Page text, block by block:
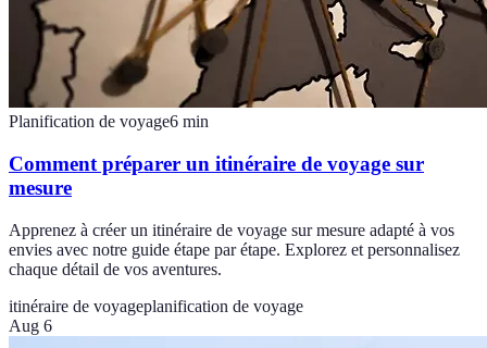
Planification de voyage6 min
Comment préparer un itinéraire de voyage sur
mesure
Apprenez à créer un itinéraire de voyage sur mesure adapté à vos
envies avec notre guide étape par étape. Explorez et personnalisez
chaque détail de vos aventures.
itinéraire de voyageplanification de voyage
Aug 6